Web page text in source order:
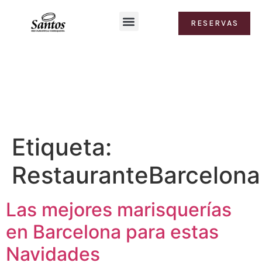
RESERVAS
Etiqueta:
RestauranteBarcelona
Las mejores marisquerías
en Barcelona para estas
Navidades